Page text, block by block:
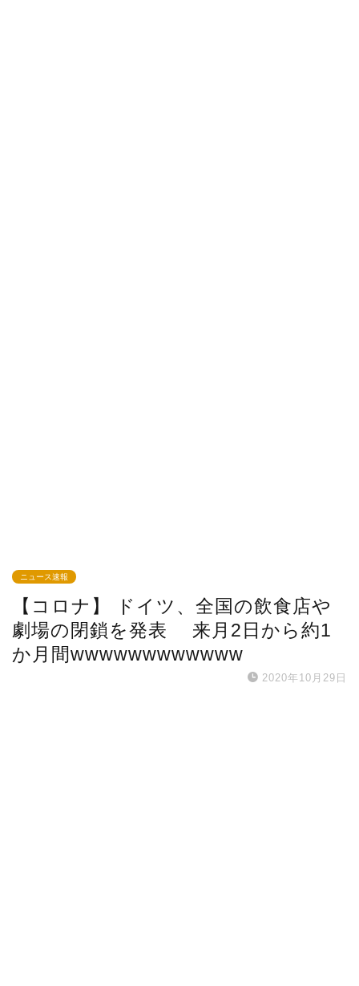
ニュース速報
【コロナ】 ドイツ、全国の飲食店や
劇場の閉鎖を発表 来月2日から約1
か月間wwwwwwwwwwww
2020年10月29日